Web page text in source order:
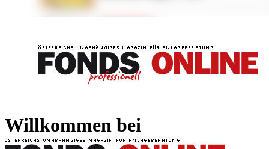
Willkommen bei